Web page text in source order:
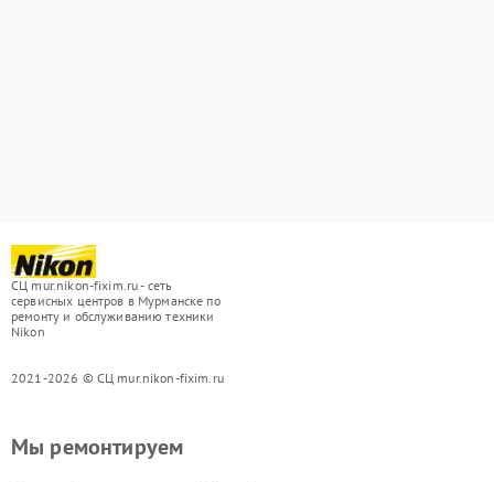
СЦ mur.nikon-fixim.ru - сеть
сервисных центров в Мурманске по
ремонту и обслуживанию техники
Nikon
2021-2026 © СЦ mur.nikon-fixim.ru
Мы ремонтируем